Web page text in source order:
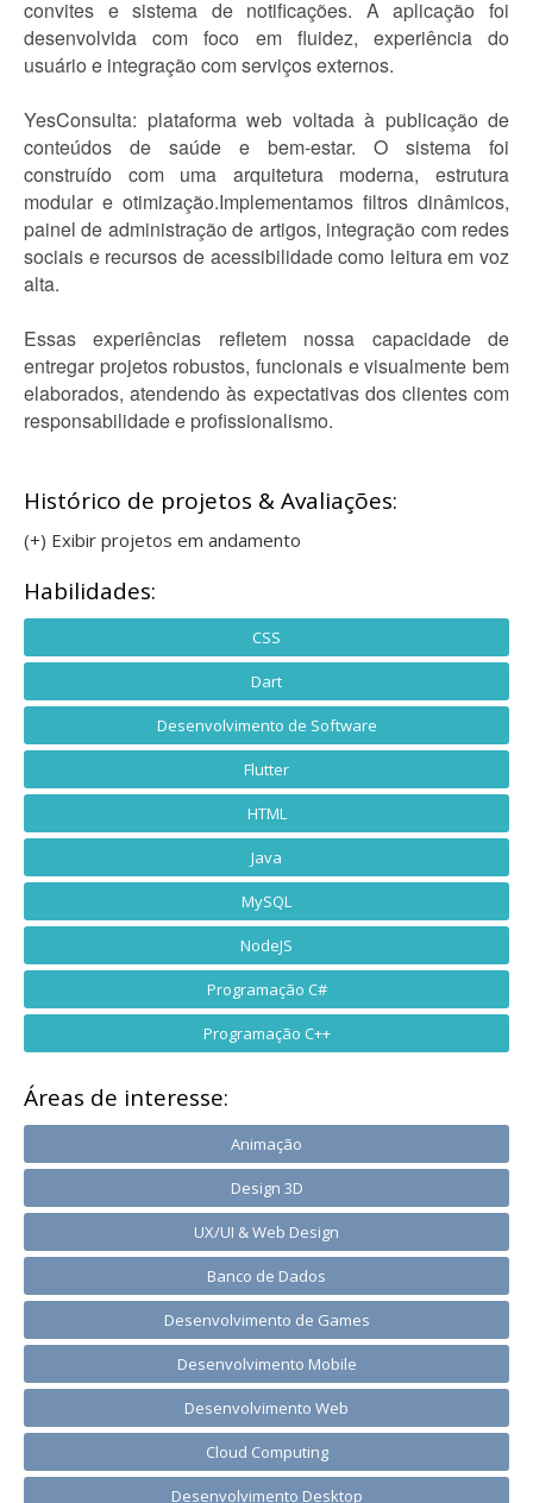
convites e sistema de notificações. A aplicação foi
desenvolvida com foco em fluidez, experiência do
usuário e integração com serviços externos.
YesConsulta: plataforma web voltada à publicação de
conteúdos de saúde e bem-estar. O sistema foi
construído com uma arquitetura moderna, estrutura
modular e otimização.Implementamos filtros dinâmicos,
painel de administração de artigos, integração com redes
sociais e recursos de acessibilidade como leitura em voz
alta.
Essas experiências refletem nossa capacidade de
entregar projetos robustos, funcionais e visualmente bem
elaborados, atendendo às expectativas dos clientes com
responsabilidade e profissionalismo.
Histórico de projetos & Avaliações:
(+) Exibir projetos em andamento
Habilidades:
CSS
Dart
Desenvolvimento de Software
Flutter
HTML
Java
MySQL
NodeJS
Programação C#
Programação C++
Áreas de interesse:
Animação
Design 3D
UX/UI & Web Design
Banco de Dados
Desenvolvimento de Games
Desenvolvimento Mobile
Desenvolvimento Web
Cloud Computing
Desenvolvimento Desktop